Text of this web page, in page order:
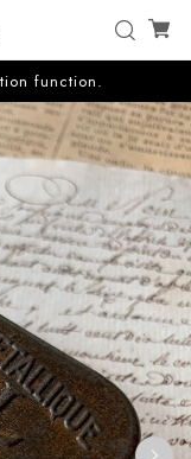
function.